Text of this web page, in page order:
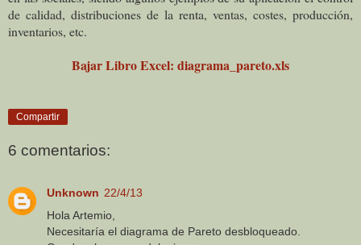
de calidad, distribuciones de la renta, ventas, costes, producción,
inventarios, etc.
Bajar Libro Excel: diagrama_pareto.xls
Compartir
6 comentarios:
Unknown 22/4/13
Hola Artemio,
Necesitaría el diagrama de Pareto desbloqueado.